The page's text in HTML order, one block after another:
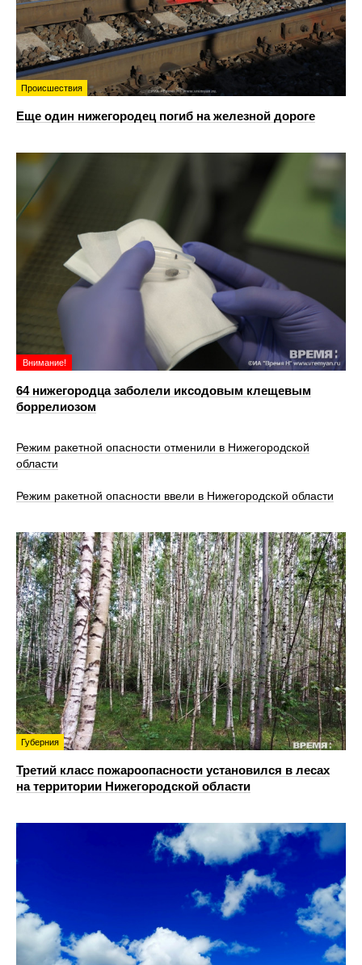
Происшествия
Еще один нижегородец погиб на железной дороге
Внимание!
64 нижегородца заболели иксодовым клещевым
боррелиозом
Режим ракетной опасности отменили в Нижегородской
области
Режим ракетной опасности ввели в Нижегородской области
Губерния
Третий класс пожароопасности установился в лесах
на территории Нижегородской области